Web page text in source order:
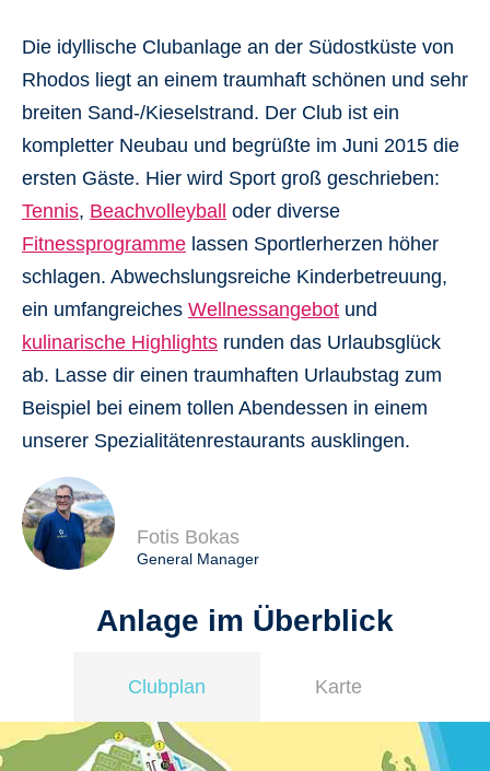
Die idyllische Clubanlage an der Südostküste von
Rhodos liegt an einem traumhaft schönen und sehr
breiten Sand-/Kieselstrand. Der Club ist ein
kompletter Neubau und begrüßte im Juni 2015 die
ersten Gäste. Hier wird Sport groß geschrieben:
Tennis, Beachvolleyball
oder diverse
Fitnessprogramme lassen Sportlerherzen höher
schlagen. Abwechslungsreiche Kinderbetreuung,
ein umfangreiches Wellnessangebot und
kulinarische Highlights runden das Urlaubsglück
ab. Lasse dir einen traumhaften Urlaubstag zum
Beispiel bei einem tollen Abendessen in einem
unserer Spezialitätenrestaurants ausklingen.
Fotis Bokas
General Manager
Anlage im Überblick
Clubplan Karte